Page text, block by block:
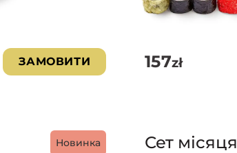
ЗАМОВИТИ 157zł
Новинка Сет місяця